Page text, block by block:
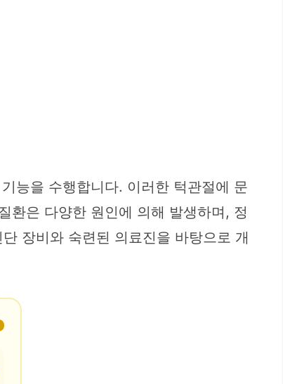
능을 수행합니다. 이러한 턱관절에 문
환은 다양한 원인에 의해 발생하며, 정
장비와 숙련된 의료진을 바탕으로 개